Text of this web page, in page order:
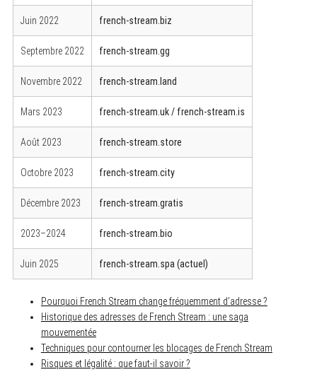
Juin 2022 french-stream.biz
Septembre 2022 french-stream.gg
Novembre 2022 french-stream.land
Mars 2023 french-stream.uk / french-stream.is
Août 2023 french-stream.store
Octobre 2023 french-stream.city
Décembre 2023 french-stream.gratis
2023–2024 french-stream.bio
Juin 2025 french-stream.spa (actuel)
Pourquoi French Stream change fréquemment d’adresse ?
Historique des adresses de French Stream : une saga
mouvementée
Techniques pour contourner les blocages de French Stream
Risques et légalité : que faut-il savoir ?
e
a
h
r
: